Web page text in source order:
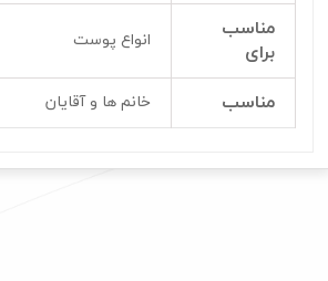
مناسب
برای
انواع پوست
مناسب خانم ها و آقایان